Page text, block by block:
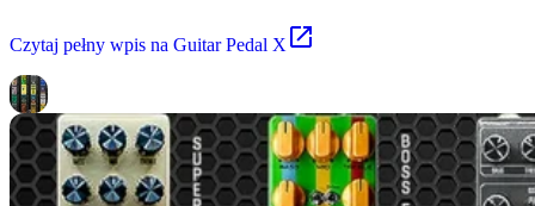
Czytaj pełny wpis na Guitar Pedal X